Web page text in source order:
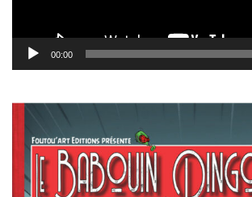
00:00